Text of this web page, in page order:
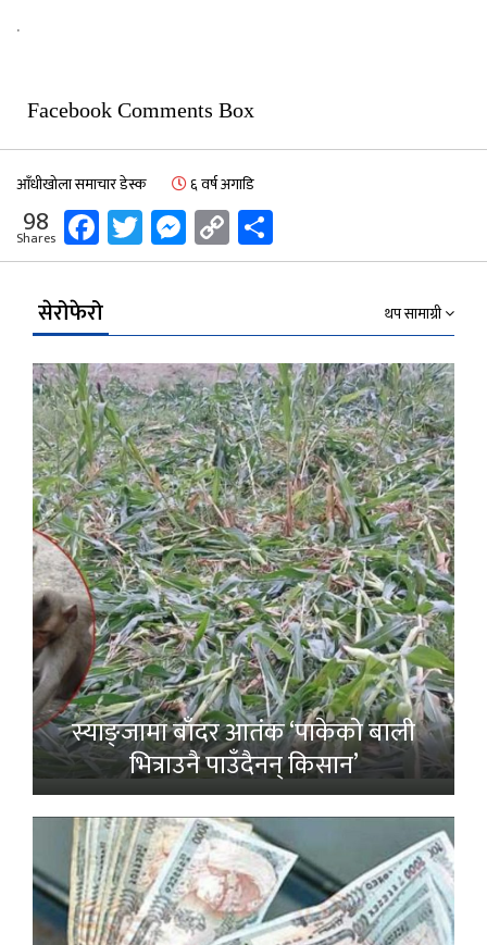
.
Facebook Comments Box
आँधीखोला समाचार डेस्क ६ वर्ष अगाडि
98
Shares Facebook
Twitter
Messenger
Copy
Link
सेरोफेरो थप सामाग्री
स्याङ्जामा बाँदर आतंक ‘पाकेको बाली
भित्राउनै पाउँदैनन् किसान’